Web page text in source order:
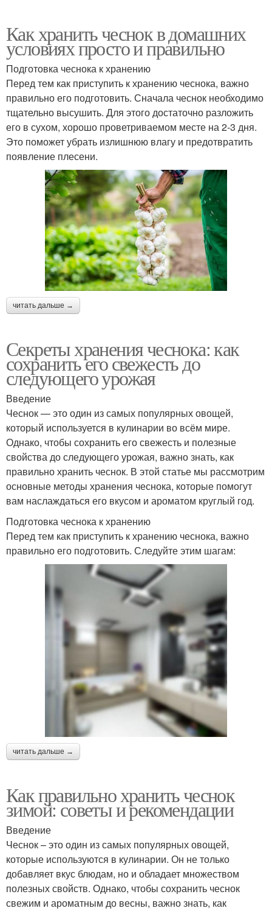
Как хранить чеснок в домашних
условиях просто и правильно
Подготовка чеснока к хранению
Перед тем как приступить к хранению чеснока, важно
правильно его подготовить. Сначала чеснок необходимо
тщательно высушить. Для этого достаточно разложить
его в сухом, хорошо проветриваемом месте на 2-3 дня.
Это поможет убрать излишнюю влагу и предотвратить
появление плесени.
читать дальше →
Секреты хранения чеснока: как
сохранить его свежесть до
следующего урожая
Введение
Чеснок — это один из самых популярных овощей,
который используется в кулинарии во всём мире.
Однако, чтобы сохранить его свежесть и полезные
свойства до следующего урожая, важно знать, как
правильно хранить чеснок. В этой статье мы рассмотрим
основные методы хранения чеснока, которые помогут
вам наслаждаться его вкусом и ароматом круглый год.
Подготовка чеснока к хранению
Перед тем как приступить к хранению чеснока, важно
правильно его подготовить. Следуйте этим шагам:
читать дальше →
Как правильно хранить чеснок
зимой: советы и рекомендации
Введение
Чеснок – это один из самых популярных овощей,
которые используются в кулинарии. Он не только
добавляет вкус блюдам, но и обладает множеством
полезных свойств. Однако, чтобы сохранить чеснок
свежим и ароматным до весны, важно знать, как